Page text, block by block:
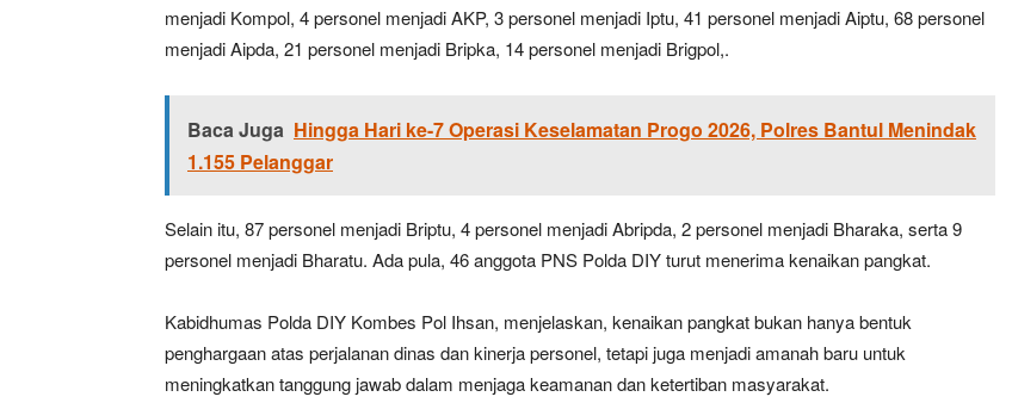
menjadi Kompol, 4 personel menjadi AKP, 3 personel menjadi Iptu, 41 personel menjadi Aiptu, 68 personel
menjadi Aipda, 21 personel menjadi Bripka, 14 personel menjadi Brigpol,.
Baca Juga Hingga Hari ke-7 Operasi Keselamatan Progo 2026, Polres Bantul Menindak
1.155 Pelanggar
Selain itu, 87 personel menjadi Briptu, 4 personel menjadi Abripda, 2 personel menjadi Bharaka, serta 9
personel menjadi Bharatu. Ada pula, 46 anggota PNS Polda DIY turut menerima kenaikan pangkat.
Kabidhumas Polda DIY Kombes Pol Ihsan, menjelaskan, kenaikan pangkat bukan hanya bentuk
penghargaan atas perjalanan dinas dan kinerja personel, tetapi juga menjadi amanah baru untuk
meningkatkan tanggung jawab dalam menjaga keamanan dan ketertiban masyarakat.